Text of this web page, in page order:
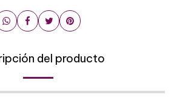
del producto